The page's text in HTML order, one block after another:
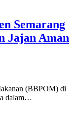
Semarang
Jajan Aman
(BBPOM) di
dalam…